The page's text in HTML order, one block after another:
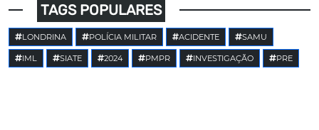
TAGS POPULARES
LONDRINA POLÍCIA MILITAR ACIDENTE SAMU
IML SIATE 2024 PMPR INVESTIGAÇÃO PRE